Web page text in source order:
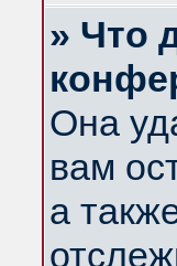
» Что
Она
вам
а